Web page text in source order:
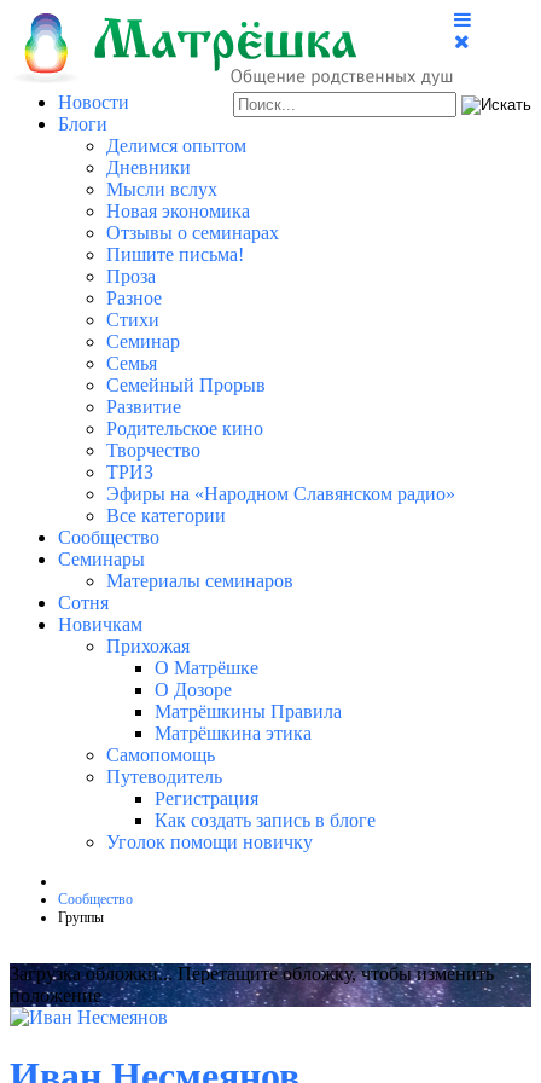
Новости
Блоги
Делимся опытом
Дневники
Мысли вслух
Новая экономика
Отзывы о семинарах
Пишите письма!
Проза
Разное
Стихи
Семинар
Семья
Семейный Прорыв
Развитие
Родительское кино
Творчество
ТРИЗ
Эфиры на «Народном Славянском радио»
Все категории
Сообщество
Семинары
Материалы семинаров
Сотня
Новичкам
Прихожая
О Матрёшке
О Дозоре
Матрёшкины Правила
Матрёшкина этика
Самопомощь
Путеводитель
Регистрация
Как создать запись в блоге
Уголок помощи новичку
Сообщество
Группы
Загрузка обложки... Перетащите обложку, чтобы изменить
положение